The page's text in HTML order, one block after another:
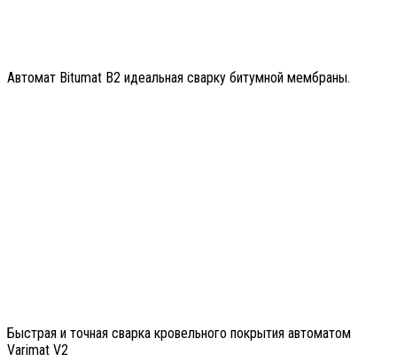
Автомат Bitumat B2 идеальная сварку битумной мембраны.
Быстрая и точная сварка кровельного покрытия автоматом
Varimat V2